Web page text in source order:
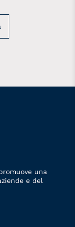
una
e del